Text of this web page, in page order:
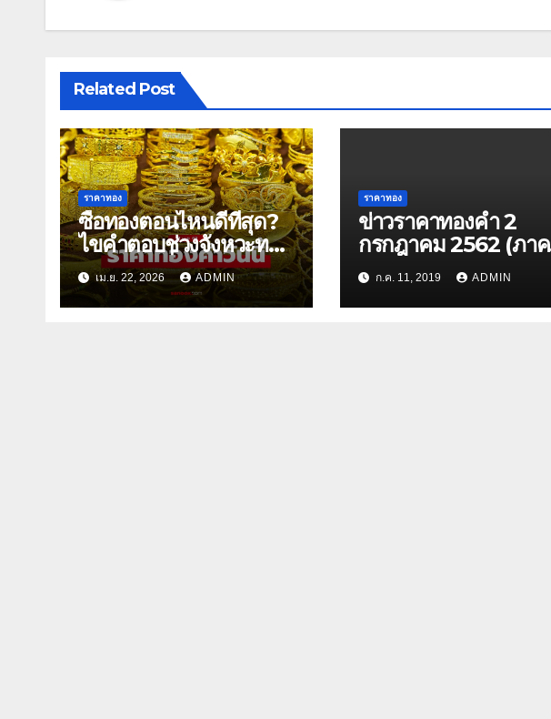
Related Post
ราคาทอง
ซื้อทองตอนไหนดีที่สุด?
ไขคำตอบช่วงจังหวะทอง
“ถูกจริง” ที่หลายคน
พลาด
เม.ย. 22, 2026 ADMIN
ราคาทอง
ข่าวราคาทองคำ 2
กรกฎาคม 2562 (ภาค
เช้า)ก.ค. 11, 2019 ADMIN